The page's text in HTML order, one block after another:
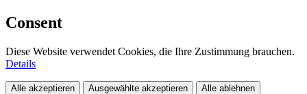
Consent
Diese Website verwendet Cookies, die Ihre Zustimmung brauchen.
Details
Alle akzeptieren Ausgewählte akzeptieren Alle ablehnen